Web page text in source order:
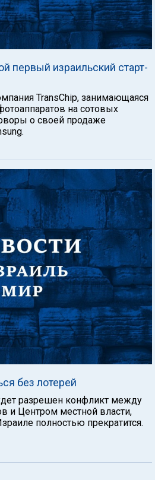
первый израильский старт-
TransChip, занимающаяся
на сотовых
о своей продаже
без лотерей
разрешен конфликт между
и Центром местной власти,
полностью прекратится.